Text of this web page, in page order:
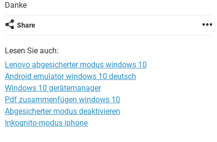
Danke
Share
Lesen Sie auch:
Lenovo abgesicherter modus windows 10
Android emulator windows 10 deutsch
Windows 10 gerätemanager
Pdf zusammenfügen windows 10
Abgesicherter modus deaktivieren
Inkognito-modus iphone